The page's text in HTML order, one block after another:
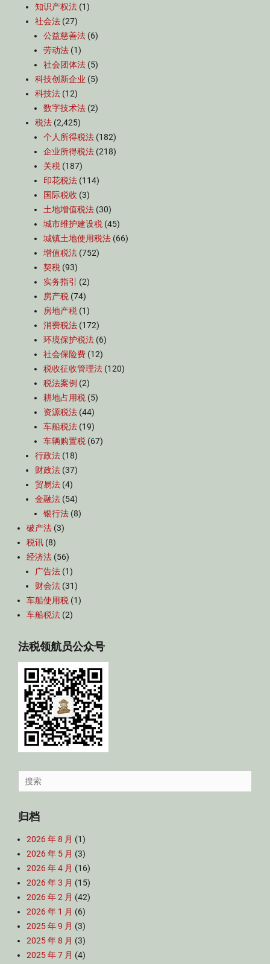
知识产权法 (1)
社会法 (27)
公益慈善法 (6)
劳动法 (1)
社会团体法 (5)
科技创新企业 (5)
科技法 (12)
数字技术法 (2)
税法 (2,425)
个人所得税法 (182)
企业所得税法 (218)
关税 (187)
印花税法 (114)
国际税收 (3)
土地增值税法 (30)
城市维护建设税 (45)
城镇土地使用税法 (66)
增值税法 (752)
契税 (93)
实务指引
(2)
房产税 (74)
房地产税 (1)
消费税法 (172)
环境保护税法 (6)
社会保险费 (12)
税收征收管理法 (120)
税法案例 (2)
耕地占用税 (5)
资源税法 (44)
车船税法 (19)
车辆购置税 (67)
行政法 (18)
财政法 (37)
贸易法 (4)
金融法 (54)
银行法 (8)
破产法 (3)
税讯 (8)
经济法 (56)
广告法 (1)
财会法 (31)
车船使用税 (1)
车船税法 (2)
法税领航员公众号
Search
for:
归档
2026 年 8 月 (1)
2026 年 5 月 (3)
2026 年 4 月 (16)
2026 年 3 月 (15)
2026 年 2 月 (42)
2026 年 1 月 (6)
2025 年 9 月 (3)
2025 年 8 月 (3)
2025 年 7 月 (4)